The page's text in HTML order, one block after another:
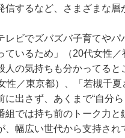
するなど、さまざまな層
レビでズバズバ子育てや
ているため」（20代女性
の気持ちも分かってると
性／東京都）、「若槻千
出さず、あくまで“自分
組では持ち前のトーク力
、幅広い世代から支持さ